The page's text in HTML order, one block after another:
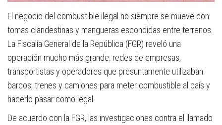
El negocio del combustible ilegal no siempre se mueve con
tomas clandestinas y mangueras escondidas entre terrenos.
La Fiscalía General de la República (FGR) reveló una
operación mucho más grande: redes de empresas,
transportistas y operadores que presuntamente utilizaban
barcos, trenes y camiones para meter combustible al país y
hacerlo pasar como legal.
De acuerdo con la FGR, las investigaciones contra el llamado